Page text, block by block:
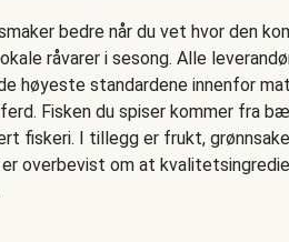
bedre når du vet hvor den
råvarer i sesong. Alle
høyeste standardene innenfor
Fisken du spiser kommer fra
fiskeri. I tillegg er frukt,
er overbevist om at